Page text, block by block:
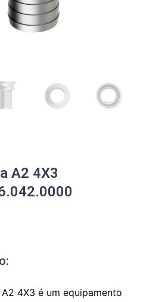
A2 4X3
4X3 é um equipamento